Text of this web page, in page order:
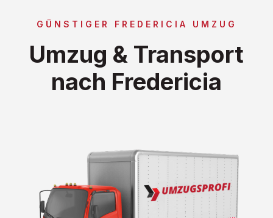
GÜNSTIGER FREDERICIA UMZUG
Umzug & Transport
nach Fredericia